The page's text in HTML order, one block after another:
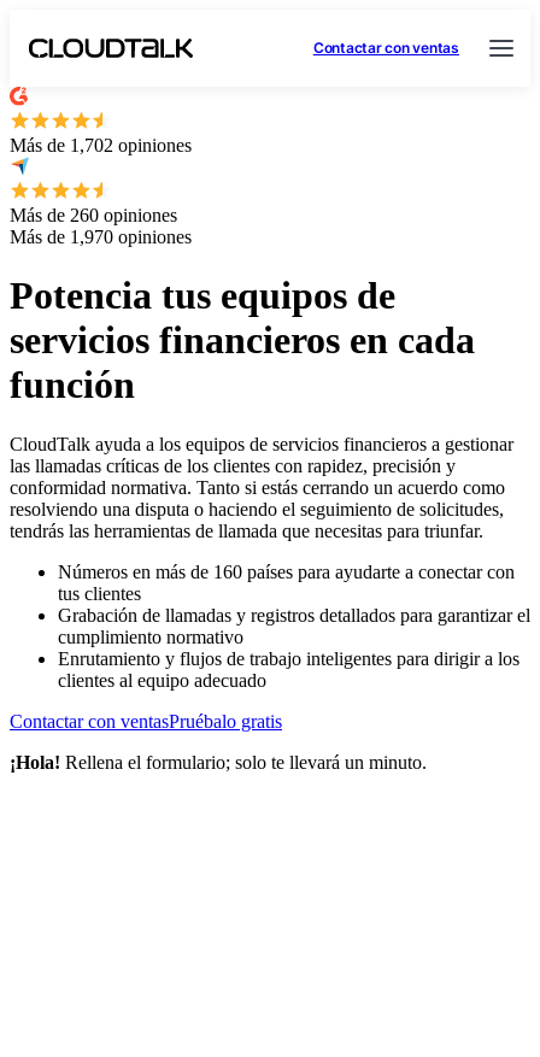
Contactar con ventas
Más de 1,702 opiniones
Más de 260 opiniones
Más de 1,970 opiniones
Potencia tus equipos de
servicios financieros en cada
función
CloudTalk ayuda a los equipos de servicios financieros a gestionar
las llamadas críticas de los clientes con rapidez, precisión y
conformidad normativa. Tanto si estás cerrando un acuerdo como
resolviendo una disputa o haciendo el seguimiento de solicitudes,
tendrás las herramientas de llamada que necesitas para triunfar.
Números en más de 160 países para ayudarte a conectar con
tus clientes
Grabación de llamadas y registros detallados para garantizar el
cumplimiento normativo
Enrutamiento y flujos de trabajo inteligentes para dirigir a los
clientes al equipo adecuado
Contactar con ventasPruébalo gratis
¡Hola! Rellena el formulario; solo te llevará un minuto.